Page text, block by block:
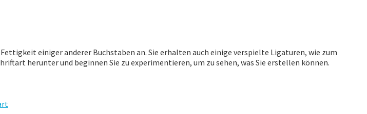
einiger anderer Buchstaben an. Sie erhalten auch einige verspielte Ligaturen, wie zum
herunter und beginnen Sie zu experimentieren, um zu sehen, was Sie erstellen können.